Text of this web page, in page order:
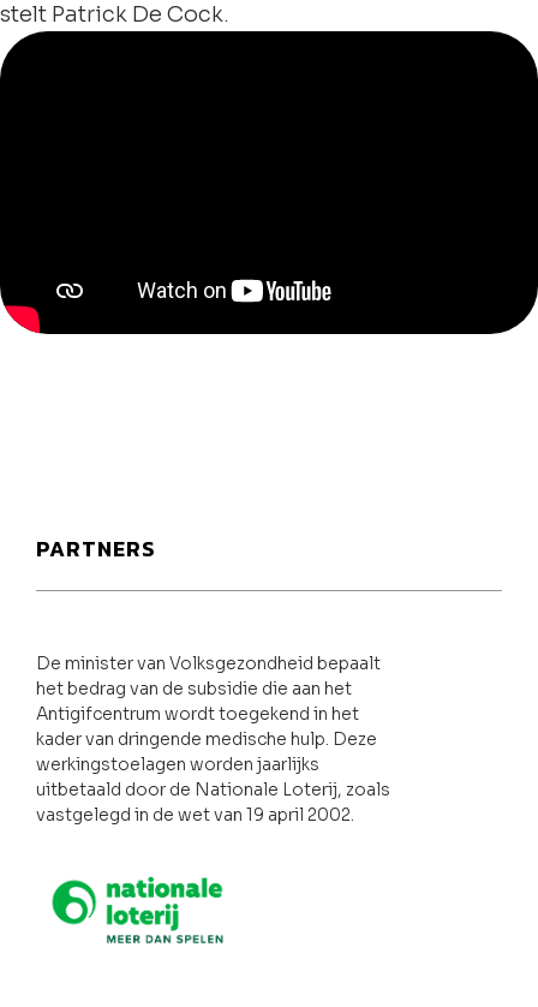
stelt Patrick De Cock.
PARTNERS
De minister van Volksgezondheid bepaalt
het bedrag van de subsidie die aan het
Antigifcentrum wordt toegekend in het
kader van dringende medische hulp. Deze
werkingstoelagen worden jaarlijks
uitbetaald door de Nationale Loterij, zoals
vastgelegd in de wet van 19 april 2002.
Nationale loterij